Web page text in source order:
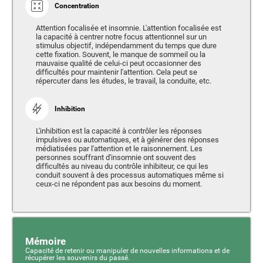
Concentration
Attention focalisée et insomnie. L'attention focalisée est
la capacité à centrer notre focus attentionnel sur un
stimulus objectif, indépendamment du temps que dure
cette fixation. Souvent, le manque de sommeil ou la
mauvaise qualité de celui-ci peut occasionner des
difficultés pour maintenir l'attention. Cela peut se
répercuter dans les études, le travail, la conduite, etc.
Inhibition
L'inhibition est la capacité à contrôler les réponses
impulsives ou automatiques, et à générer des réponses
médiatisées par l'attention et le raisonnement. Les
personnes souffrant d'insomnie ont souvent des
difficultés au niveau du contrôle inhibiteur, ce qui les
conduit souvent à des processus automatiques même si
ceux-ci ne répondent pas aux besoins du moment.
Mémoire
Capacité de retenir ou manipuler de nouvelles informations et de
récupérer les souvenirs du passé.